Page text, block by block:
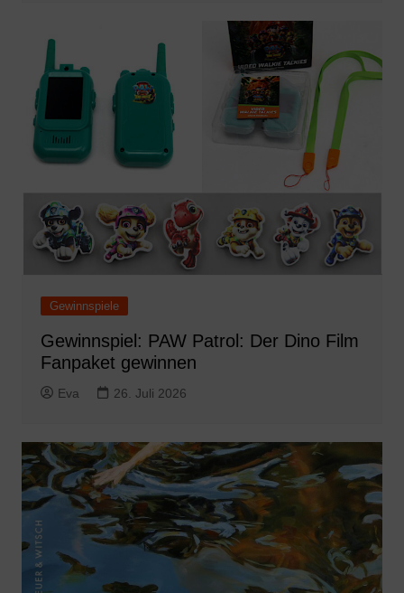
Gewinnspiele
Gewinnspiel: PAW Patrol: Der Dino Film
Fanpaket gewinnen
Eva 26. Juli 2026